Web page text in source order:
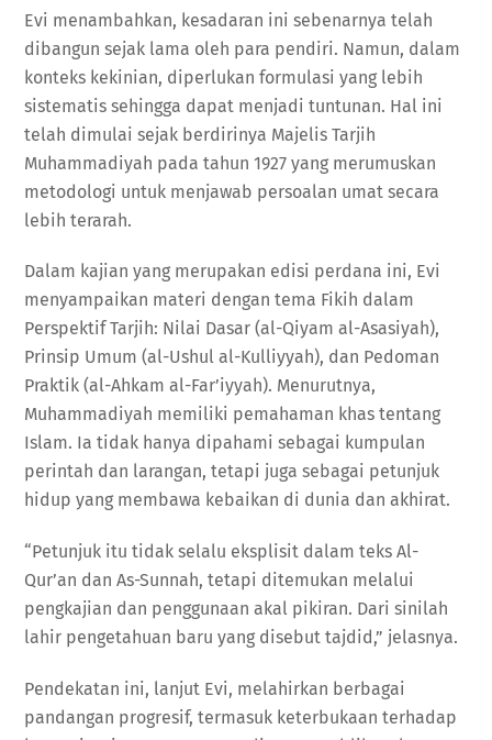
Evi menambahkan, kesadaran ini sebenarnya telah
dibangun sejak lama oleh para pendiri. Namun, dalam
konteks kekinian, diperlukan formulasi yang lebih
sistematis sehingga dapat menjadi tuntunan. Hal ini
telah dimulai sejak berdirinya Majelis Tarjih
Muhammadiyah pada tahun 1927 yang merumuskan
metodologi untuk menjawab persoalan umat secara
lebih terarah.
Dalam kajian yang merupakan edisi perdana ini, Evi
menyampaikan materi dengan tema Fikih dalam
Perspektif Tarjih: Nilai Dasar (al-Qiyam al-Asasiyah),
Prinsip Umum (al-Ushul al-Kulliyyah), dan Pedoman
Praktik (al-Ahkam al-Far’iyyah). Menurutnya,
Muhammadiyah memiliki pemahaman khas tentang
Islam. Ia tidak hanya dipahami sebagai kumpulan
perintah dan larangan, tetapi juga sebagai petunjuk
hidup yang membawa kebaikan di dunia dan akhirat.
“Petunjuk itu tidak selalu eksplisit dalam teks Al-
Qur’an dan As-Sunnah, tetapi ditemukan melalui
pengkajian dan penggunaan akal pikiran. Dari sinilah
lahir pengetahuan baru yang disebut tajdid,” jelasnya.
Pendekatan ini, lanjut Evi, melahirkan berbagai
pandangan progresif, termasuk keterbukaan terhadap